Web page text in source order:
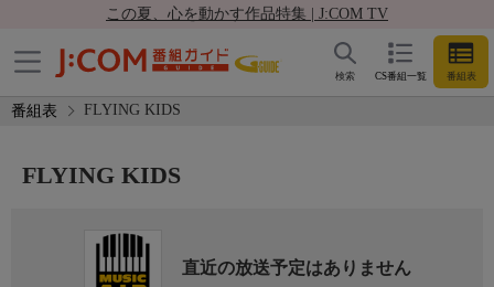
この夏、心を動かす作品特集 | J:COM TV
CS番組一覧 番組表
検索
番組表 FLYING KIDS
FLYING KIDS
直近の放送予定はありません